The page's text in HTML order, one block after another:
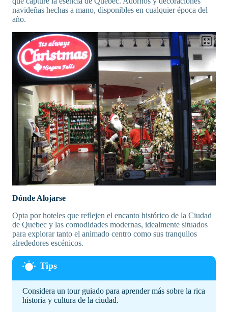
navideñas hechas a mano, disponibles en cualquier época del
año.
Dónde Alojarse
Opta por hoteles que reflejen el encanto histórico de la Ciudad
de Quebec y las comodidades modernas, idealmente situados
para explorar tanto el animado centro como sus tranquilos
alrededores escénicos.
Considera un tour guiado para aprender más sobre la rica
historia y cultura de la ciudad.